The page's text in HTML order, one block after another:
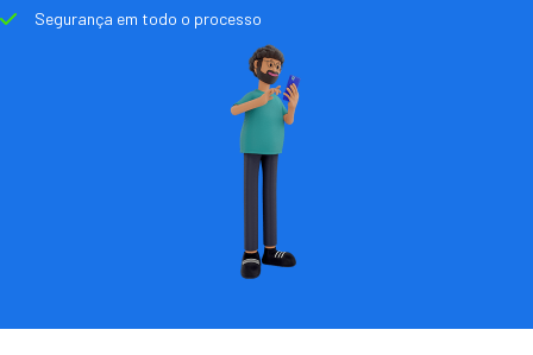
Segurança em todo o processo